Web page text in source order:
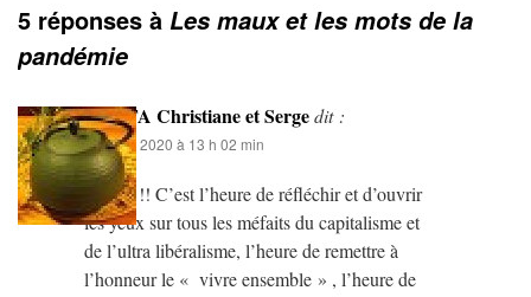
5 réponses à Les maux et les mots de la
pandémie
GENTA Christiane et Sergedit :
15 mars 2020 à 13 h 02 min
Eh oui !! C’est l’heure de réfléchir et d’ouvrir
les yeux sur tous les méfaits du capitalisme et
de l’ultra libéralisme, l’heure de remettre à
l’honneur le « vivre ensemble » , l’heure de